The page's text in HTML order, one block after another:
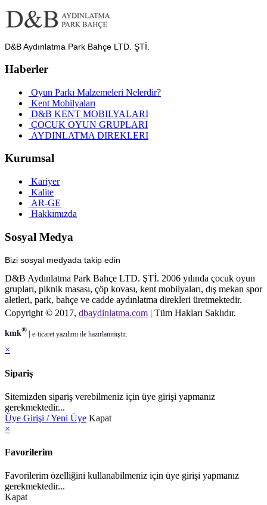
D&B Aydınlatma Park Bahçe LTD. ŞTİ.
Haberler
Oyun Parkı Malzemeleri Nelerdir?
Kent Mobilyaları
D&B KENT MOBILYALARI
ÇOCUK OYUN GRUPLARI
AYDINLATMA DIREKLERI
Kurumsal
Kariyer
Kalite
AR-GE
Hakkımızda
Sosyal Medya
Bizi sosyal medyada takip edin
D&B Aydınlatma Park Bahçe LTD. ŞTİ. 2006 yılında çocuk oyun
grupları, piknik masası, çöp kovası, kent mobilyaları, dış mekan spor
aletleri, park, bahçe ve cadde aydınlatma direkleri üretmektedir.
Copyright © 2017, dbaydinlatma.com | Tüm Hakları Saklıdır.
kmk® e-ticaret yazılımı ile hazırlanmıştır.
×
Sipariş
Sitemizden sipariş verebilmeniz için üye girişi yapmanız
gerekmektedir...
Üye Girişi / Yeni Üye Kapat
×
Favorilerim
Favorilerim özelliğini kullanabilmeniz için üye girişi yapmanız
gerekmektedir...
Kapat